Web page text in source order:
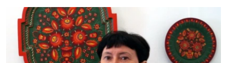
СПЕЦПРОЕКТИ
ДЕПОРТАЦІЯ
ВІДЕОУРОКИ «ELIFBE»
ЯК ОБІЙТИ БЛОКУВАННЯ
Русский